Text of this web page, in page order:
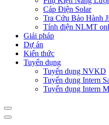
Cáp Điện Solar
Tra Cứu Bảo Hành
Tính điện NLMT
Giải pháp
Dự án
Kiến thức
Tuyển dụng
Tuyển dụng NVKD
Tuyển dụng Intern
Tuyển dụng Intern